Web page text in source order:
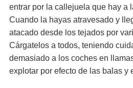
entrar por la callejuela que hay a
Cuando la hayas atravesado y
atacado desde los tejados por
Cárgatelos a todos, teniendo
demasiado a los coches en
explotar por efecto de las balas y